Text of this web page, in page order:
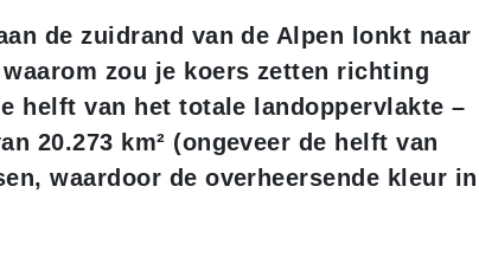
de zuidrand van de Alpen lonkt naar
zou je koers zetten richting
helft van het totale landoppervlakte –
20.273 km² (ongeveer de helft van
waardoor de overheersende kleur in